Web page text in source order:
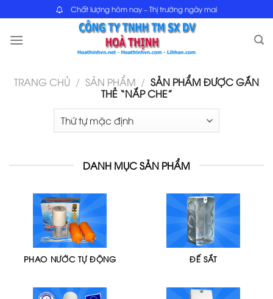
content
Chất lượng hôm nay – Thị trường ngày mai
TRANG CHỦ / SẢN PHẨM / SẢN PHẨM ĐƯỢC GẮN
THẺ “NẮP CHE”
DANH MỤC SẢN PHẨM
PHAO NƯỚC TỰ ĐỘNG ĐẾ SẮT